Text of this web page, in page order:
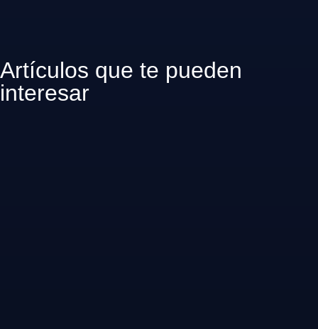
Artículos que te pueden
interesar